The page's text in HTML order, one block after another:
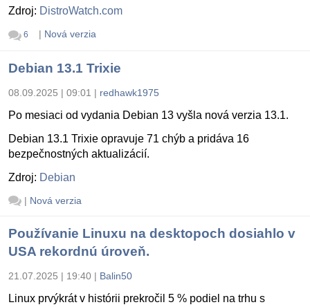
Zdroj: DistroWatch.com
6 | Nová verzia
Debian 13.1 Trixie
08.09.2025 | 09:01 | redhawk1975
Po mesiaci od vydania Debian 13 vyšla nová verzia 13.1.
Debian 13.1 Trixie opravuje 71 chýb a pridáva 16
bezpečnostných aktualizácií.
Zdroj: Debian
| Nová verzia
Používanie Linuxu na desktopoch dosiahlo v
USA rekordnú úroveň.
21.07.2025 | 19:40 | Balin50
Linux prvýkrát v histórii prekročil 5 % podiel na trhu s